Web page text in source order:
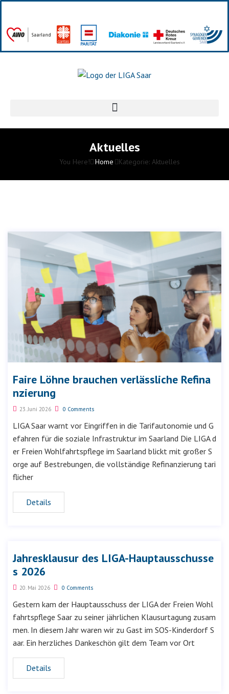
Aktuelles
You Here! Home Kategorie: Aktuelles
Faire Löhne brauchen verlässliche Refina
nzierung
23. Juni 2026 0 Comments
LIGA Saar warnt vor Eingriffen in die Tarifautonomie und G
efahren für die soziale Infrastruktur im Saarland Die LIGA d
er Freien Wohlfahrtspflege im Saarland blickt mit großer S
orge auf Bestrebungen, die vollständige Refinanzierung tari
flicher
Details
Jahresklausur des LIGA-Hauptausschusse
s 2026
20. Mai 2026 0 Comments
Gestern kam der Hauptausschuss der LIGA der Freien Wohl
fahrtspflege Saar zu seiner jährlichen Klausurtagung zusam
men. In diesem Jahr waren wir zu Gast im SOS-Kinderdorf S
aar. Ein herzliches Dankeschön gilt dem Team vor Ort
Details